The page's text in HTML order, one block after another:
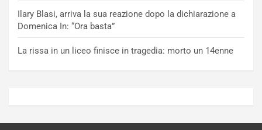
Ilary Blasi, arriva la sua reazione dopo la dichiarazione a
Domenica In: “Ora basta”
La rissa in un liceo finisce in tragedia: morto un 14enne